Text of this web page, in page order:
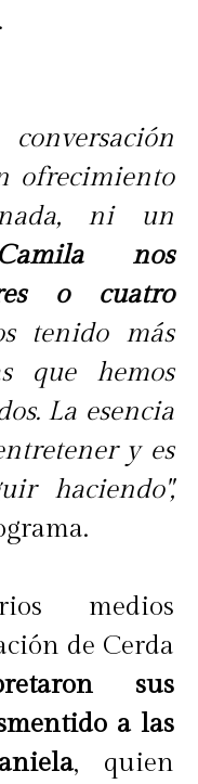
ofrecimiento
nada, ni un
nos
o cuatro
tenido más
que hemos
La esencia
y es
haciendo",
medios
de Cerda
sus
a las
, quien